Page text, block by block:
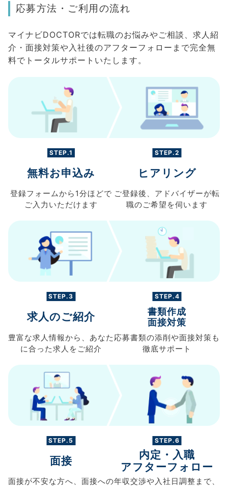
応募方法・ご利用の流れ
マイナビDOCTORでは転職のお悩みやご相談、求人紹
介・面接対策や入社後のアフターフォローまで完全無
料でトータルサポートいたします。
STEP.1
無料お申込み
登録フォームから 1分ほどで
ご入力 いただけます
STEP.2
ヒアリング
ご登録後、 アドバイザーが転
職のご希望を伺います
STEP.3
求人のご紹介
豊富な求人情報から、 あなた
に合った求人を ご紹介
STEP.4
書類作成
面接対策
応募書類の添削や面接対策も
徹底サポート
STEP.5
面接
面接が不安な方へ、 面接への
STEP.6
内定・入職
アフターフォロー
年収交渉や入社日調整まで、